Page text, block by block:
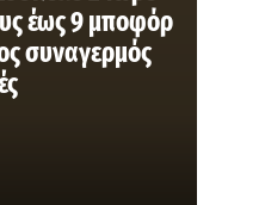
έως 9 μποφόρ
συναγερμός